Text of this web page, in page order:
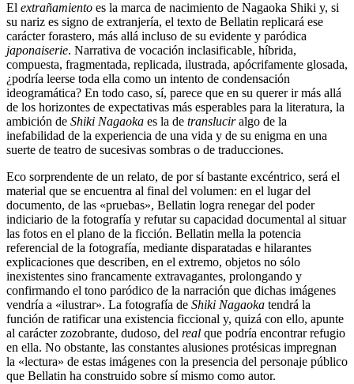
El extrañamiento es la marca de nacimiento de Nagaoka Shiki y, si
su nariz es signo de extranjería, el texto de Bellatin replicará ese
carácter forastero, más allá incluso de su evidente y paródica
japonaiserie. Narrativa de vocación inclasificable, híbrida,
compuesta, fragmentada, replicada, ilustrada, apócrifamente glosada,
¿podría leerse toda ella como un intento de condensación
ideogramática? En todo caso, sí, parece que en su querer ir más allá
de los horizontes de expectativas más esperables para la literatura, la
ambición de Shiki Nagaoka es la de transluciralgo de la
inefabilidad de la experiencia de una vida y de su enigma en una
suerte de teatro de sucesivas sombras o de traducciones.
Eco sorprendente de un relato, de por sí bastante excéntrico, será el
material que se encuentra al final del volumen: en el lugar del
documento, de las «pruebas», Bellatin logra renegar del poder
indiciario de la fotografía y refutar su capacidad documental al situar
las fotos en el plano de la ficción. Bellatin mella la potencia
referencial de la fotografía, mediante disparatadas e hilarantes
explicaciones que describen, en el extremo, objetos no sólo
inexistentes sino francamente extravagantes, prolongando y
confirmando el tono paródico de la narración que dichas imágenes
vendría a «ilustrar». La fotografía de Shiki Nagaoka tendrá la
función de ratificar una existencia ficcional y, quizá con ello, apunte
al carácter zozobrante, dudoso, del real que podría encontrar refugio
en ella. No obstante, las constantes alusiones protésicas impregnan
la «lectura» de estas imágenes con la presencia del personaje público
que Bellatin ha construido sobre sí mismo como autor.